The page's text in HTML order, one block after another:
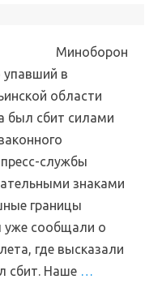
Миноборон
упавший в
области
был сбит силами
службы
знаками
границы
уже сообщали о
где высказали
сбит. Наше …